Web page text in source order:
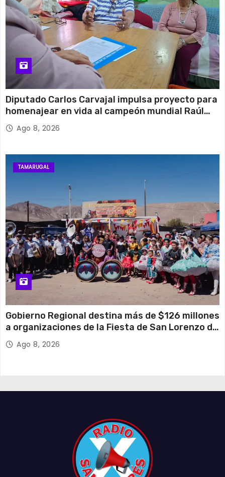
Diputado Carlos Carvajal impulsa proyecto para
homenajear en vida al campeón mundial Raúl
Choque
Ago 8, 2026
TAMARUGAL
Gobierno Regional destina más de $126 millones
a organizaciones de la Fiesta de San Lorenzo de
Tarapacá
Ago 8, 2026